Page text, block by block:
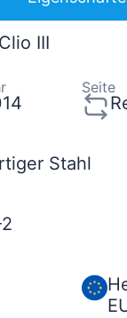
III
Seite
Stahl